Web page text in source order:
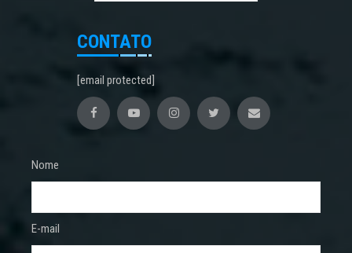
CONTATO
[email protected]
Nome
E-mail